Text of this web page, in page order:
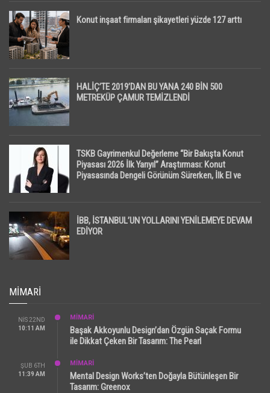
Konut inşaat firmaları şikayetleri yüzde 127 arttı
HALİÇ’TE 2019’DAN BU YANA 240 BİN 500
METREKÜP ÇAMUR TEMİZLENDİ
TSKB Gayrimenkul Değerleme “Bir Bakışta Konut
Piyasası 2026 İlk Yarıyıl” Araştırması: Konut
Piyasasında Dengeli Görünüm Sürerken, İlk El ve
İBB, İSTANBUL’UN YOLLARINI YENİLEMEYE DEVAM
EDİYOR
MIMARI
NIS 22ND
10:11 AM
MİMARİ
Başak Akkoyunlu Design’dan Özgün Saçak Formu
ile Dikkat Çeken Bir Tasarım: The Pearl
ŞUB 6TH
11:39 AM
MİMARİ
Mental Design Works’ten Doğayla Bütünleşen Bir
Tasarım: Greenox